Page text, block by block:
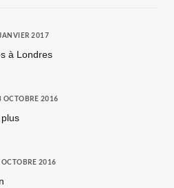
2017
à Londres
OCTOBRE 2016
OCTOBRE 2016